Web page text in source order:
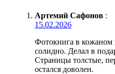
Артемий Сафонов :
15.02.2026
Фотокнига в кожаном
солидно. Делал в
Страницы толстые,
остался доволен.